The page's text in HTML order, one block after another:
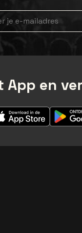
aanmelding
App en